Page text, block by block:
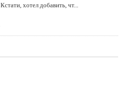
хотел добавить, чт...